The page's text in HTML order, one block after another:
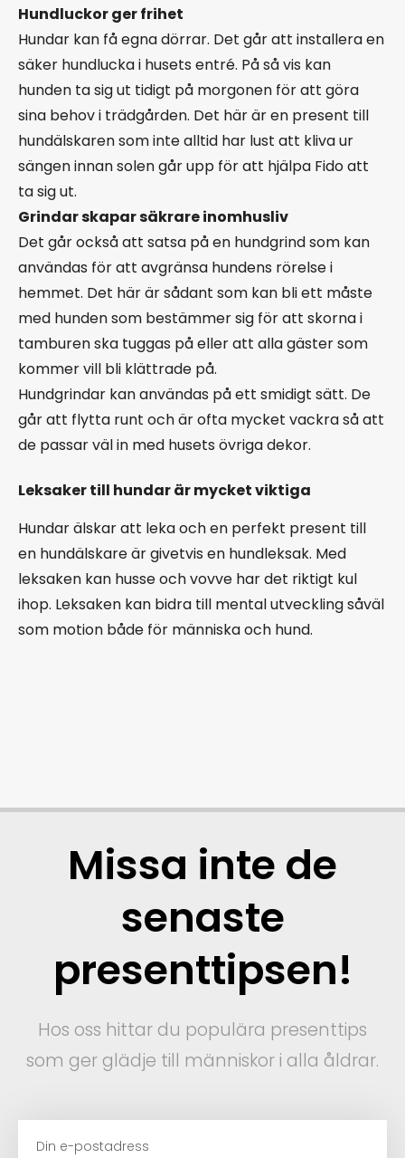
Hundluckor ger frihet
Hundar kan få egna dörrar. Det går att installera en
säker hundlucka i husets entré. På så vis kan
hunden ta sig ut tidigt på morgonen för att göra
sina behov i trädgården. Det här är en present till
hundälskaren som inte alltid har lust att kliva ur
sängen innan solen går upp för att hjälpa Fido att
ta sig ut.
Grindar skapar säkrare inomhusliv
Det går också att satsa på en hundgrind som kan
användas för att avgränsa hundens rörelse i
hemmet. Det här är sådant som kan bli ett måste
med hunden som bestämmer sig för att skorna i
tamburen ska tuggas på eller att alla gäster som
kommer vill bli klättrade på.
Hundgrindar kan användas på ett smidigt sätt. De
går att flytta runt och är ofta mycket vackra så att
de passar väl in med husets övriga dekor.
Leksaker till hundar är mycket viktiga
Hundar älskar att leka och en perfekt present till
en hundälskare är givetvis en hundleksak. Med
leksaken kan husse och vovve har det riktigt kul
ihop. Leksaken kan bidra till mental utveckling såväl
som motion både för människa och hund.
Missa inte de
senaste
presenttipsen!
Hos oss hittar du populära presenttips
som ger glädje till människor i alla åldrar.